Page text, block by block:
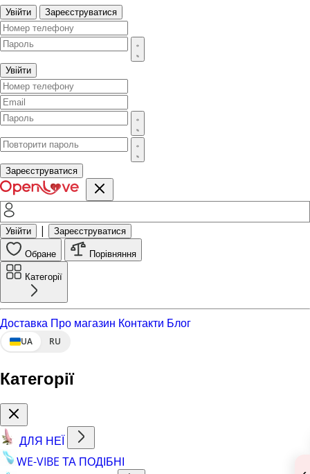
Увійти Зареєструватися
Увійти
Зареєструватися
Увійти | Зареєструватися
Обране Порівняння
Категорії
Доставка Про магазин Контакти Блог
UA RU
Категорії
ДЛЯ НЕЇ
WE-VIBE ТА ПОДІБНІ